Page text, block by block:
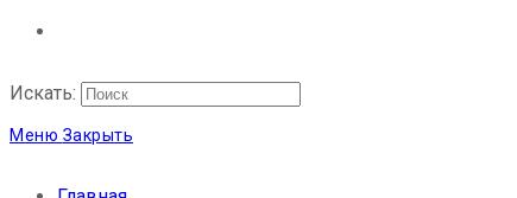
Искать:
Меню Закрыть